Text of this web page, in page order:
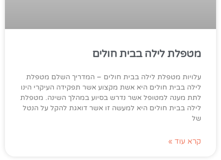
מטפלת לילה בבית חולים
עלויות מטפלת לילה בבית חולים – המדריך השלם מטפלת
לילה בבית חולים היא אשת מקצוע אשר תפקידה העיקרי הינו
לתת מענה למטופל אשר נדרש בסיוע במהלך השינה. מטפלת
לילה בבית חולים היא למעשה זו אשר דואגת להקל על הנטל
של
קרא עוד »